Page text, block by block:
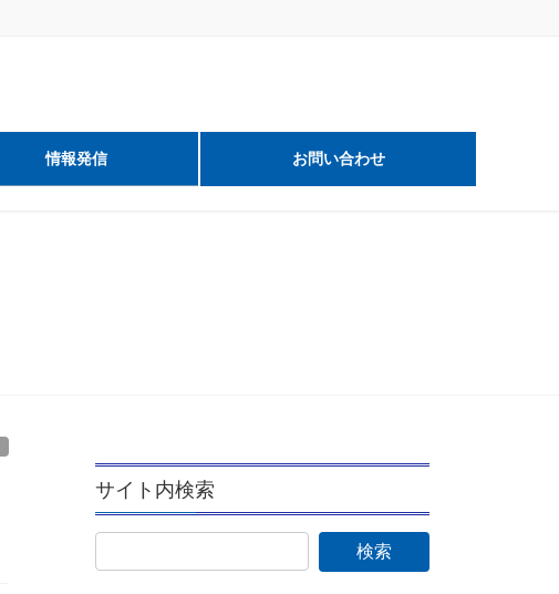
情報発信 お問い合わせ
サイト内検索